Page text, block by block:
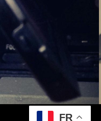
FR